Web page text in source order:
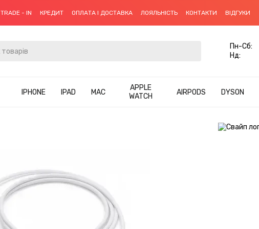
TRADE - IN КРЕДИТ ОПЛАТА І ДОСТАВКА ЛОЯЛЬНІСТЬ КОНТАКТИ ВІДГУКИ
Пн-Cб:
Нд:
IPHONE IPAD MAC
APPLE
WATCH
AIRPODS DYSON